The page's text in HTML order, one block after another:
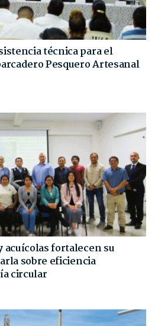
técnica para el
Pesquero Artesanal
acuícolas fortalecen su
sobre eficiencia
circular